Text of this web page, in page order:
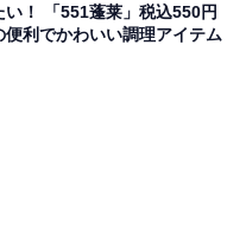
、いくつか卵が残って
と、どれが新しくどれ
り、一度古い卵を取り
がかかります。
い！ 「551蓬莱」税込550円
便利でかわいい調理アイテム